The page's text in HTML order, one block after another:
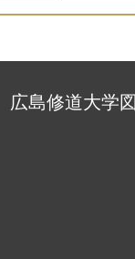
広島修道大学